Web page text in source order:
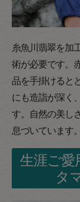
糸魚川翡翠を加
術が必要です。
品を手掛けると
にも造詣が深く
す。自然の美し
息づいています。
生涯ご愛
タ